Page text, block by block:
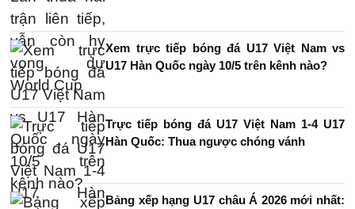
Xem trực tiếp bóng đá U17 Việt Nam vs
U17 Hàn Quốc ngày 10/5 trên kênh nào?
Trực tiếp bóng đá U17 Việt Nam 1-4 U17
Hàn Quốc: Thua ngược chóng vánh
Bảng xếp hạng U17 châu Á 2026 mới nhất: